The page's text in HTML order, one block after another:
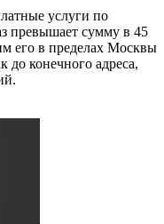
услуги по
превышает сумму в 45
его в пределах Москвы
до конечного адреса,